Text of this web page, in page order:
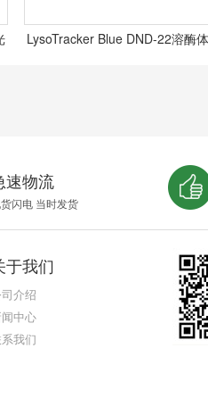
Blue DND-22溶酶体
速物流
闪电 当时发货
于我们
介绍
中心
我们